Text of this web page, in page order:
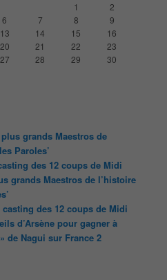
1
2
6 7 8
9
13 14 15
16
20 21 22
23
27 28 29
30
grands Maestros de
Paroles’
des 12 coups de Midi
grands Maestros de l’histoire
des 12 coups de Midi
d’Arsène pour gagner à
de Nagui sur France 2